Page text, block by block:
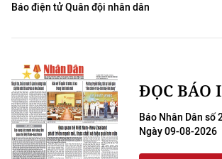
Báo điện tử Quân đội nhân dân
ĐỌC BÁO
Báo Nhân Dân số
Ngày 09-08-2026